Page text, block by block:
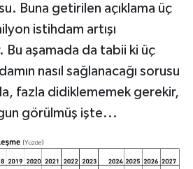
Buna getirilen açıklama üç
istihdam artışı
Bu aşamada da tabii ki üç
nasıl sağlanacağı sorusu
fazla didiklememek gerekir,
görülmüş işte...